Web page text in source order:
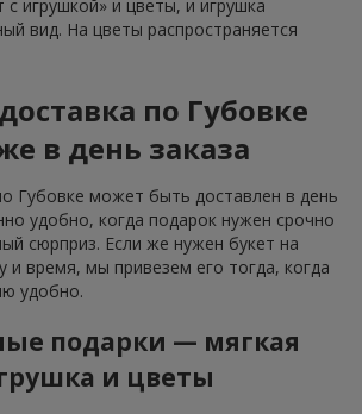
с игрушкой» и цветы, и игрушка
вид. На цветы распространяется
по Губовке
в день заказа
Губовке может быть доставлен в день
удобно, когда подарок нужен срочно
сюрприз. Если же нужен букет на
и время, мы привезем его тогда, когда
удобно.
подарки — мягкая
и цветы